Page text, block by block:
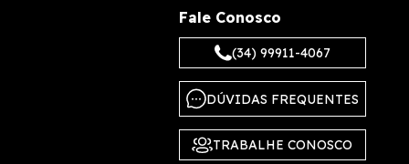
Fale Conosco
(34) 99911-4067
DÚVIDAS FREQUENTES
TRABALHE CONOSCO